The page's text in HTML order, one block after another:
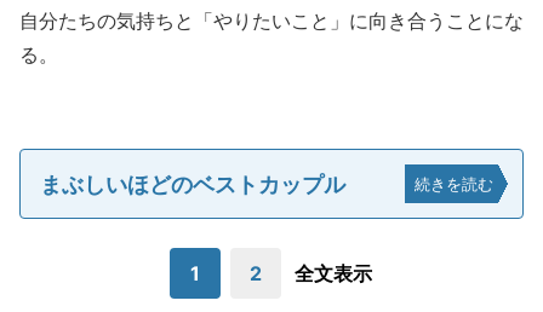
自分たちの気持ちと「やりたいこと」に向き合うことにな
る。
まぶしいほどのベストカップル 続きを読む
1 2 全文表示